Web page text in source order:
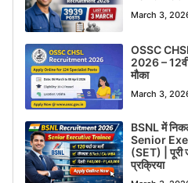
March 3,
OSSC
2026 –
मौका
March 3,
BSNL में
Senior
(SET) | पूरी
प्रक्रिया